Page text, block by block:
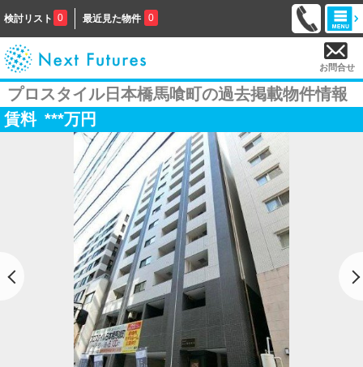
検討リスト 0 最近見た物件 0
お問合せ
プロスタイル日本橋馬喰町の過去掲載物件情報
賃料 ***万円